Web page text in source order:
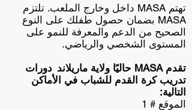
تهتم MASA داخل وخارج الملعب. تلتزم
MASA بضمان حصول طفلك على النوع
الصحيح من الدعم والمعرفة للنمو على
المستوى الشخصي والرياضي.
تقدم MASA حاليًا ولاية ماريلاند
دورات
تدريب كرة القدم للشباب في الأماكن
التالية:
الموقع # 1